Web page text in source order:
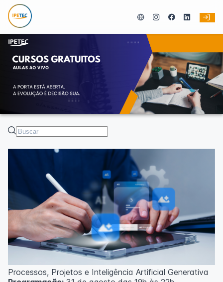
Processos, Projetos e Inteligência Artificial Generativa